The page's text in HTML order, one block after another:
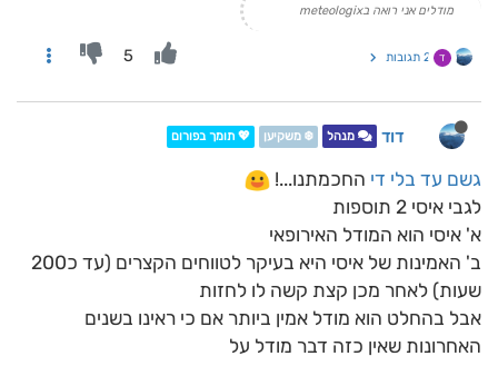
מודלים אני רואה בmeteologix
ד 2 תגובות 5
דוד מנהל ❄️ משקיען 💖 תומך בפורום
גשם עד בלי די החכמתנו...!
לגבי איסי 2 תוספות
א' איסי הוא המודל האירופאי
ב' האמינות של איסי היא בעיקר לטווחים הקצרים (עד כ200
שעות) לאחר מכן קצת קשה לו לחזות
אבל בהחלט הוא מודל אמין ביותר אם כי ראינו בשנים
האחרונות שאין כזה דבר מודל על